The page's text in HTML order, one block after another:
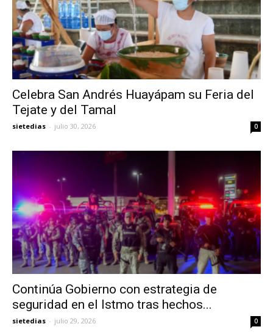
Celebra San Andrés Huayápam su Feria del
Tejate y del Tamal
sietedias - julio 30, 2026 0
Continúa Gobierno con estrategia de
seguridad en el Istmo tras hechos...
sietedias - julio 29, 2026 0